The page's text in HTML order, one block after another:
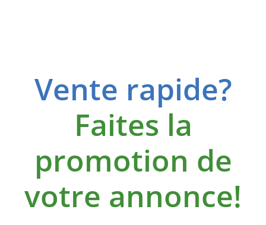
Vente rapide?
Faites la
promotion de
votre annonce!